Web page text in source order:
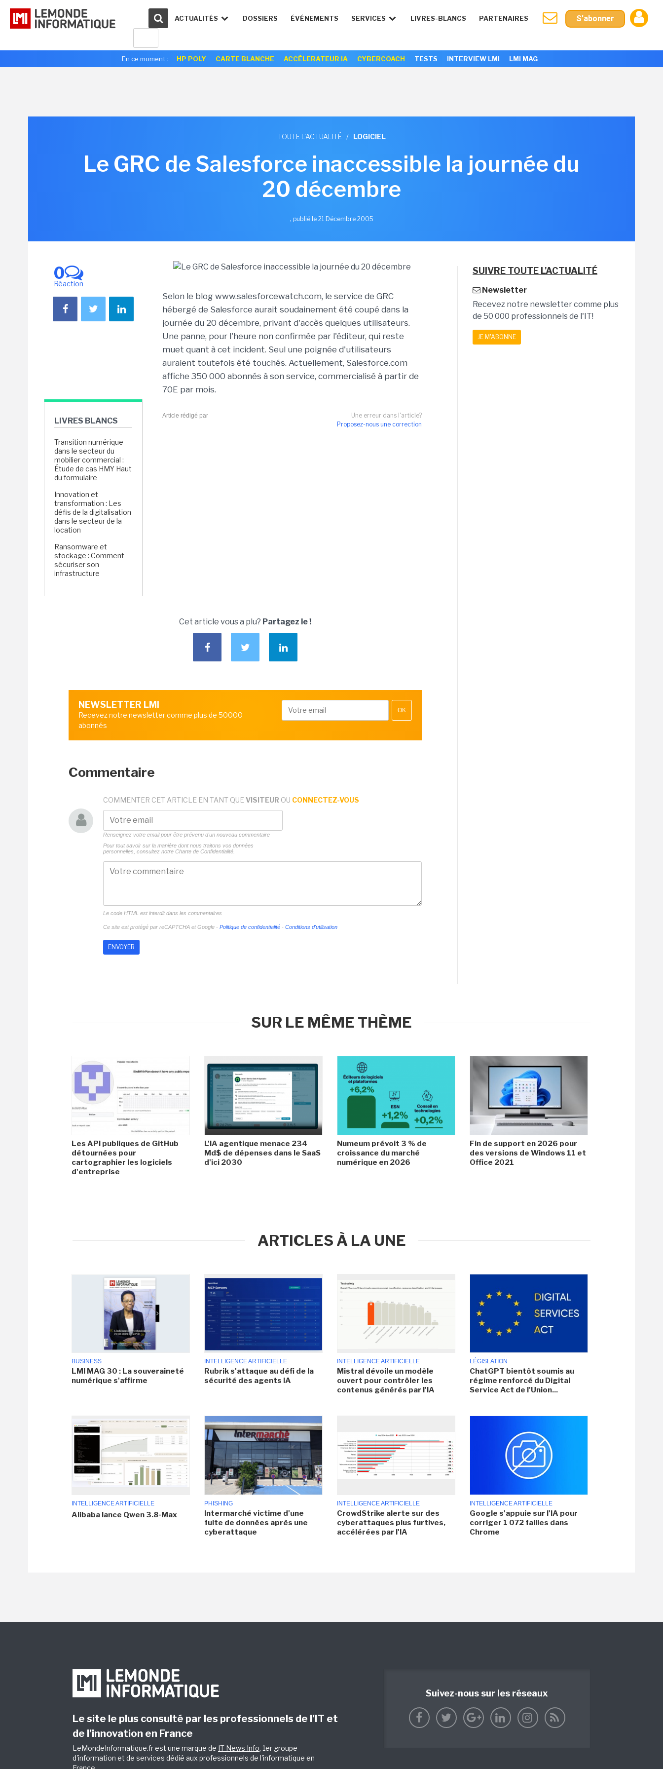
ACTUALITÉS DOSSIERS ÉVÉNEMENTS SERVICES LIVRES-BLANCS PARTENAIRES S'abonner
En ce moment : HP POLY CARTE BLANCHE ACCÉLERATEUR IA CYBERCOACH TESTS INTERVIEW LMI LMI MAG
TOUTE L'ACTUALITÉ / LOGICIEL
Le GRC de Salesforce inaccessible la journée du
20 décembre
, publié le 21 Décembre 2005
0
Réaction
LIVRES BLANCS
Transition numérique
dans le secteur du
mobilier commercial :
Étude de cas HMY Haut
du formulaire
Innovation et
transformation : Les
défis de la digitalisation
dans le secteur de la
location
Ransomware et
stockage : Comment
sécuriser son
infrastructure
Selon le blog www.salesforcewatch.com, le service de GRC
hébergé de Salesforce aurait soudainement été coupé dans la
journée du 20 décembre, privant d'accès quelques utilisateurs.
Une panne, pour l'heure non confirmée par l'éditeur, qui reste
muet quant à cet incident. Seul une poignée d'utilisateurs
auraient toutefois été touchés. Actuellement, Salesforce.com
affiche 350 000 abonnés à son service, commercialisé à partir de
70E par mois.
Une erreur dans l'article?
Proposez-nous une correction
Article rédigé par
Cet article vous a plu? Partagez le !
NEWSLETTER LMI
Recevez notre newsletter comme plus de 50000
abonnés
OK
Commentaire
COMMENTER CET ARTICLE EN TANT QUE VISITEUR OU CONNECTEZ-VOUS
Renseignez votre email pour être prévenu d'un nouveau commentaire
Pour tout savoir sur la manière dont nous traitons vos données
personnelles, consultez notre Charte de Confidentialité.
Le code HTML est interdit dans les commentaires
Ce site est protégé par reCAPTCHA et Google - Politique de confidentialité - Conditions d'utilisation
SUIVRE TOUTE L'ACTUALITÉ
Newsletter
Recevez notre newsletter comme plus
de 50 000 professionnels de l'IT!
JE M'ABONNE
SUR LE MÊME THÈME
Les API publiques de GitHub
détournées pour
cartographier les logiciels
d'entreprise
L'IA agentique menace 234
Md$ de dépenses dans le SaaS
d'ici 2030
Numeum prévoit 3 % de
croissance du marché
numérique en 2026
Fin de support en 2026 pour
des versions de Windows 11 et
Office 2021
ARTICLES À LA UNE
BUSINESS
LMI MAG 30 : La souveraineté
numérique s'affirme
INTELLIGENCE ARTIFICIELLE
Rubrik s'attaque au défi de la
sécurité des agents IA
INTELLIGENCE ARTIFICIELLE
Mistral dévoile un modèle
ouvert pour contrôler les
contenus générés par l'IA
LÉGISLATION
ChatGPT bientôt soumis au
régime renforcé du Digital
Service Act de l'Union...
INTELLIGENCE ARTIFICIELLE
Alibaba lance Qwen 3.8-Max
PHISHING
Intermarché victime d'une
fuite de données après une
cyberattaque
INTELLIGENCE ARTIFICIELLE
CrowdStrike alerte sur des
cyberattaques plus furtives,
accélérées par l'IA
INTELLIGENCE ARTIFICIELLE
Google s'appuie sur l'IA pour
corriger 1 072 failles dans
Chrome
Le site le plus consulté par les professionnels de l’IT et
de l’innovation en France
LeMondeInformatique.fr est une marque de IT News Info, 1er groupe
d'information et de services dédié aux professionnels de l'informatique en
Suivez-nous sur les réseaux